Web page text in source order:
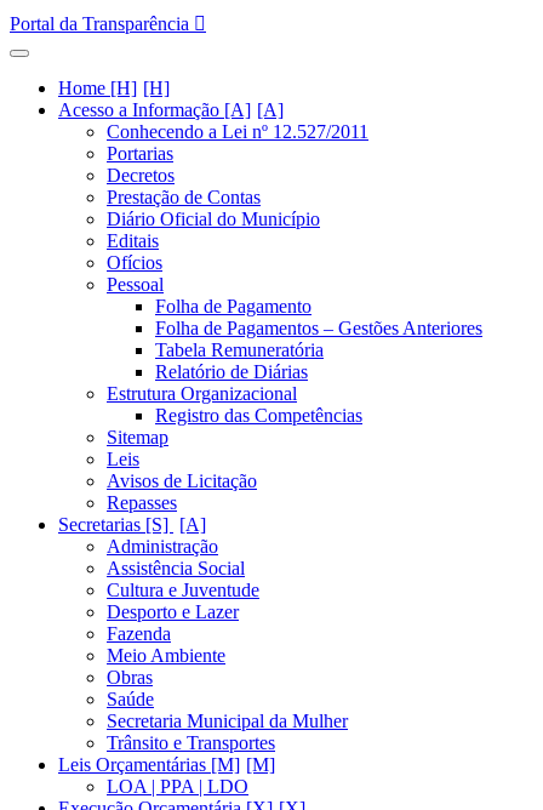
Portal da Transparência
Home [H]
Acesso a Informação [A]
Conhecendo a Lei nº 12.527/2011
Portarias
Decretos
Prestação de Contas
Diário Oficial do Município
Editais
Ofícios
Pessoal
Folha de Pagamento
Folha de Pagamentos – Gestões Anteriores
Tabela Remuneratória
Relatório de Diárias
Estrutura Organizacional
Registro das Competências
Sitemap
Leis
Avisos de Licitação
Repasses
Secretarias [S]
Administração
Assistência Social
Cultura e Juventude
Desporto e Lazer
Fazenda
Meio Ambiente
Obras
Saúde
Secretaria Municipal da Mulher
Trânsito e Transportes
Leis Orçamentárias [M]
LOA | PPA | LDO